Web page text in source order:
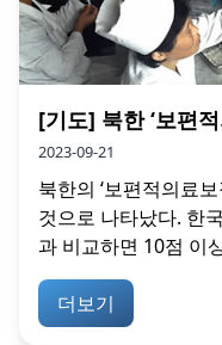
[기도] 북한 ‘보편
2023-09-21
북한의 ‘보편적의료
것으로 나타났다. 한
과 비교하면 10점 이
더보기